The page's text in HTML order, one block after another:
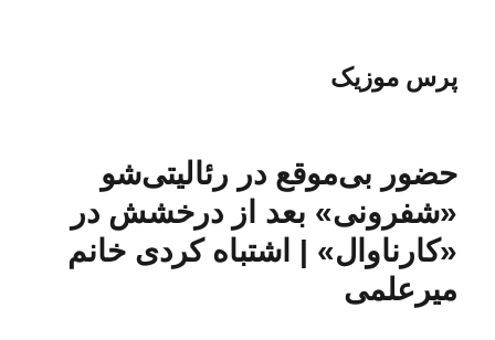
پرس موزیک
حضور بی‌موقع در رئالیتی‌شو
«شفرونی» بعد از درخشش در
«کارناوال» | اشتباه کردی خانم
میرعلمی